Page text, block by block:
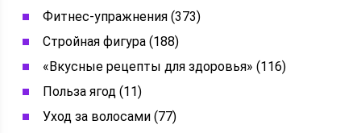
Фитнес-упражнения (373)
Стройная фигура (188)
«Вкусные рецепты для здоровья» (116)
Польза ягод (11)
Уход за волосами (77)